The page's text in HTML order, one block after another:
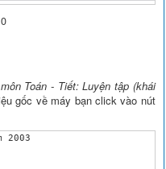
0
Toán - Tiết: Luyện tập (khái
gốc về máy bạn click vào nút